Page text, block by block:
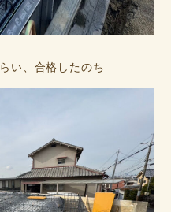
い、合格したのち